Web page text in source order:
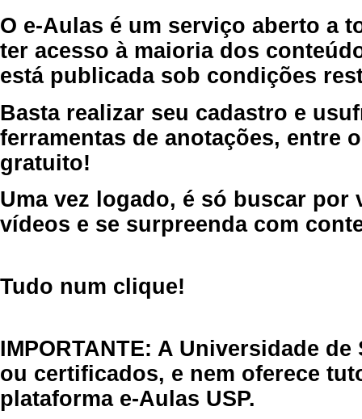
O e-Aulas é um serviço aberto a
ter acesso à maioria dos
está publicada sob condições
Basta realizar seu cadastro e
ferramentas de anotações, entre
gratuito!
Uma vez logado, é só buscar por
vídeos e se surpreenda com
Tudo num clique!
IMPORTANTE: A Universidade
ou certificados, e nem oferece
plataforma e-Aulas USP.